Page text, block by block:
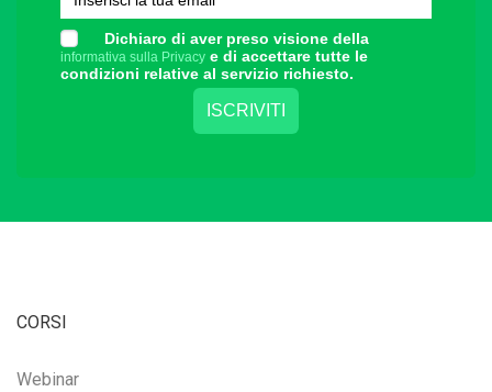
Dichiaro di aver preso visione della
informativa sulla Privacy e di accettare tutte le
condizioni relative al servizio richiesto.
CORSI
Webinar